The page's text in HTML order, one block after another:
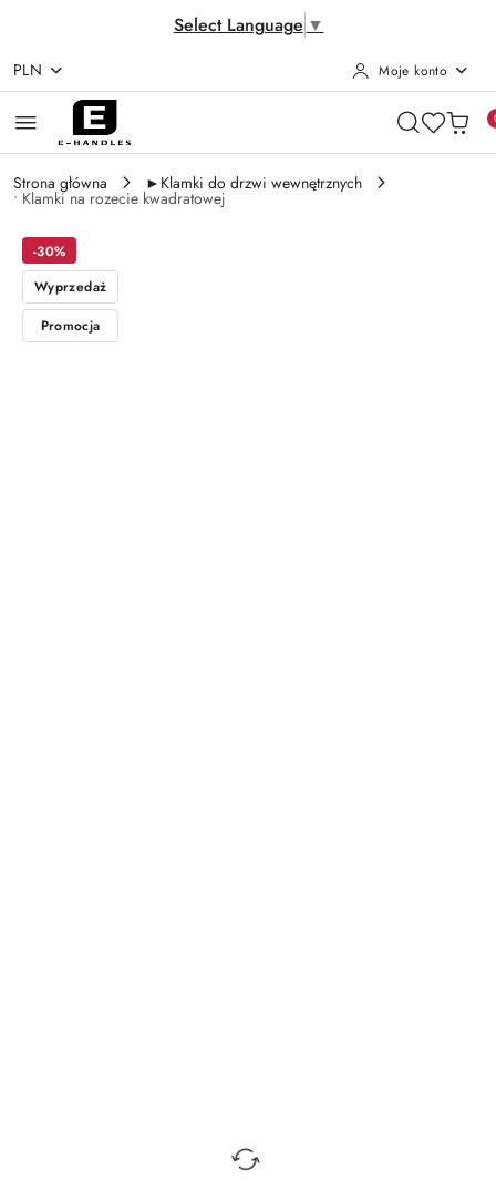
Select Language ▼
Przejdź do treści głównej
Przejdź do wyszukiwarki
Przejdź do moje konto
Przejdź do menu głównego
Przejdź do opisu produktu
Przejdź do stopki
PLN Moje konto
Strona główna ►Klamki do drzwi wewnętrznych
• Klamki na rozecie kwadratowej
-30%
Wyprzedaż
Promocja